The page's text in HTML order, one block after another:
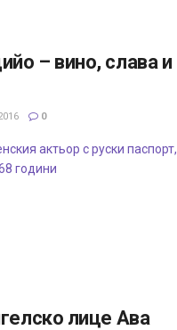
– вино, слава и
0
актьор с руски паспорт,
години
лице Ава